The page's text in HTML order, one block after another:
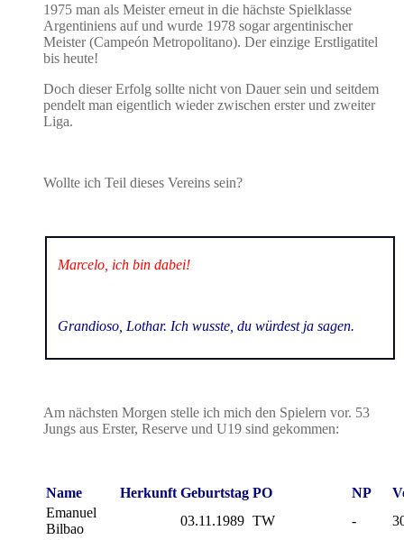
1975 man als Meister erneut in die hächste Spielklasse
Argentiniens auf und wurde 1978 sogar argentinischer
Meister (Campeón Metropolitano). Der einzige Erstligatitel
bis heute!
Doch dieser Erfolg sollte nicht von Dauer sein und seitdem
pendelt man eigentlich wieder zwischen erster und zweiter
Liga.
Wollte ich Teil dieses Vereins sein?
Marcelo, ich bin dabei!
Grandioso, Lothar. Ich wusste, du würdest ja sagen.
Am nächsten Morgen stelle ich mich den Spielern vor. 53
Jungs aus Erster, Reserve und U19 sind gekommen:
Name Herkunft Geburtstag PO NP
Emanuel
Bilbao
03.11.1989 TW -